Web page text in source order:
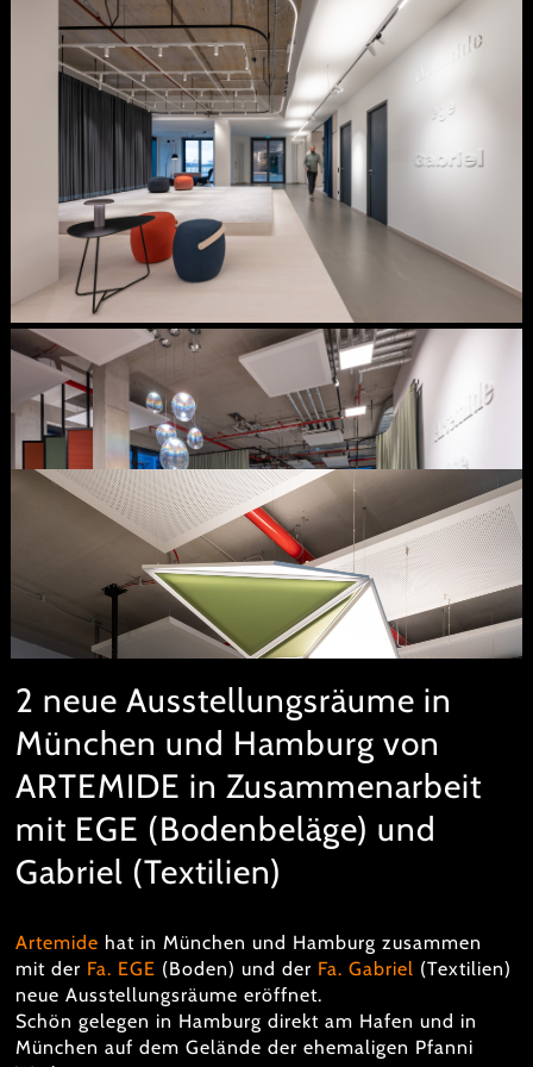
2 neue Ausstellungsräume in
München und Hamburg von
ARTEMIDE in Zusammenarbeit
mit EGE (Bodenbeläge) und
Gabriel (Textilien)
Artemide hat in München und Hamburg zusammen
mit der Fa. EGE (Boden) und der Fa. Gabriel (Textilien)
neue Ausstellungsräume eröffnet.
Schön gelegen in Hamburg direkt am Hafen und in
München auf dem Gelände der ehemaligen Pfanni